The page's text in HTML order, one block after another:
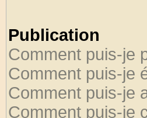
Publication
Comment puis-je
Comment puis-je
Comment puis-je
Comment puis-je